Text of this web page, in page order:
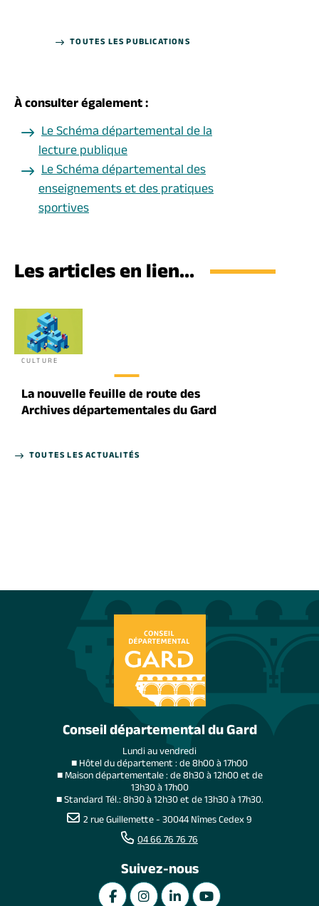
TOUTES LES PUBLICATIONS
À consulter également :
Le Schéma départemental de la
lecture publique
Le Schéma départemental des
enseignements et des pratiques
sportives
Les articles en lien...
CULTURE
La nouvelle feuille de route des
Archives départementales du Gard
TOUTES LES ACTUALITÉS
Conseil départemental du Gard
Lundi au vendredi
■ Hôtel du département : de 8h00 à 17h00
■ Maison départementale : de 8h30 à 12h00 et de
13h30 à 17h00
■ Standard Tél.: 8h30 à 12h30 et de 13h30 à 17h30.
2 rue Guillemette - 30044 Nîmes Cedex 9
04 66 76 76 76
Suivez-nous